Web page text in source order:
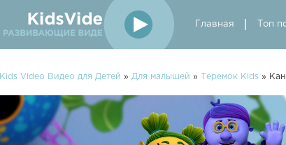
Главная Топ
Kids Video Видео для Детей » Для малышей » Теремок Kids »